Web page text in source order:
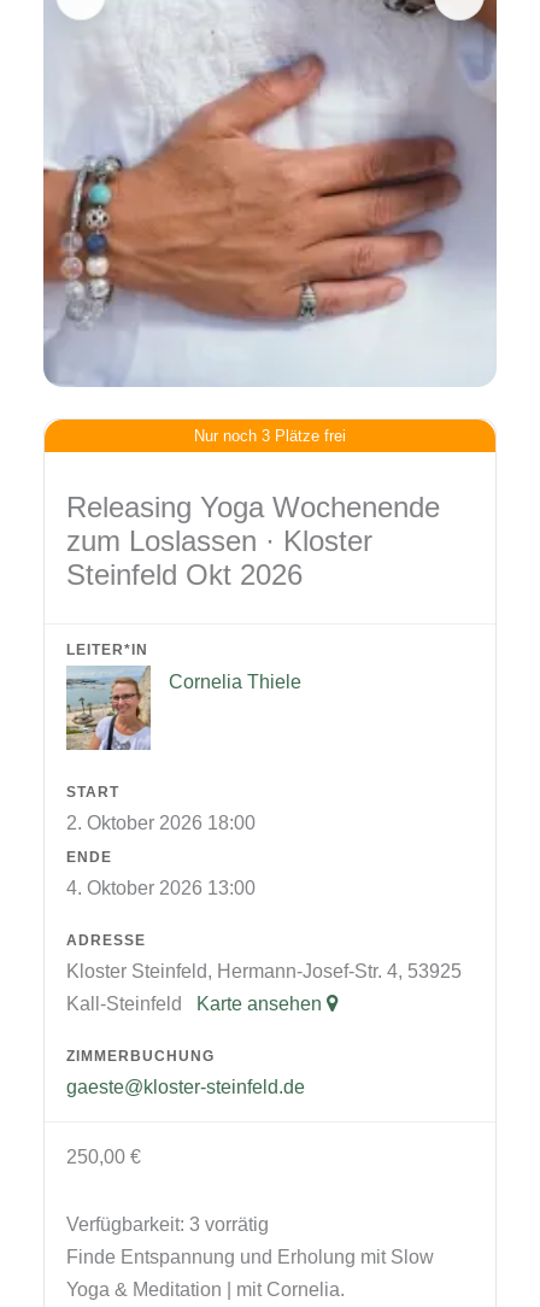
Nur noch 3 Plätze frei
LEITER*IN
Cornelia Thiele
START
2. Oktober 2026 18:00
ENDE
4. Oktober 2026 13:00
ADRESSE
Kloster Steinfeld, Hermann-Josef-Str. 4, 53925
Kall-Steinfeld
Karte ansehen
ZIMMERBUCHUNG
gaeste@kloster-steinfeld.de
Releasing Yoga Wochenende
zum Loslassen · Kloster
Steinfeld Okt 2026
250,00 €
Finde Entspannung und Erholung mit Slow
Yoga & Meditation | mit Cornelia.
Verfügbarkeit: 3 vorrätig